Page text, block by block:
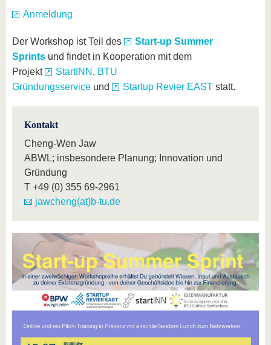
Anmeldung
Der Workshop ist Teil des
Start-up Summer
Sprints und findet in Kooperation mit dem
Projekt
StartINN , BTU
Gründungsservice und Startup Revier EAST statt.
Kontakt
Cheng-Wen Jaw
ABWL; insbesondere Planung; Innovation und
Gründung
T +49 (0) 355 69-2961
jawcheng(at)b-tu.de